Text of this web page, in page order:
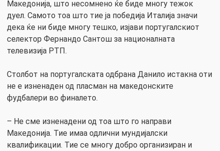
Македонија, што несомнено ќе биде многу тежок
дуел. Самото тоа што тие ја победија Италија значи
дека ќе ни биде многу тешко, изјави португалскиот
селектор Фернандо Сантош за националната
телевизија РТП.
Столбот на португалската одбрана Данило истакна оти
не е изненаден од пласман на македонските
фудбалери во финалето.
– Не сме изненадени од тоа што го направи
Македонија. Тие имаа одлични мундијалски
квалификации. Тие се многу добро организиран и